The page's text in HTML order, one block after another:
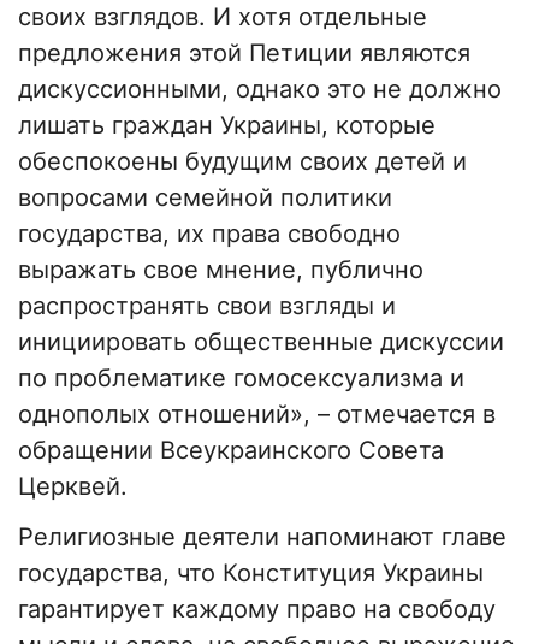
своих взглядов. И хотя отдельные
предложения этой Петиции являются
дискуссионными, однако это не должно
лишать граждан Украины, которые
обеспокоены будущим своих детей и
вопросами семейной политики
государства, их права свободно
выражать свое мнение, публично
распространять свои взгляды и
инициировать общественные дискуссии
по проблематике гомосексуализма и
однополых отношений», – отмечается в
обращении Всеукраинского Совета
Церквей.
Религиозные деятели напоминают главе
государства, что Конституция Украины
гарантирует каждому право на свободу